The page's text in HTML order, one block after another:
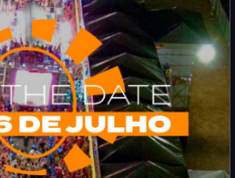
do entretenimento na região de
coberturas exclusivas e muito mais.